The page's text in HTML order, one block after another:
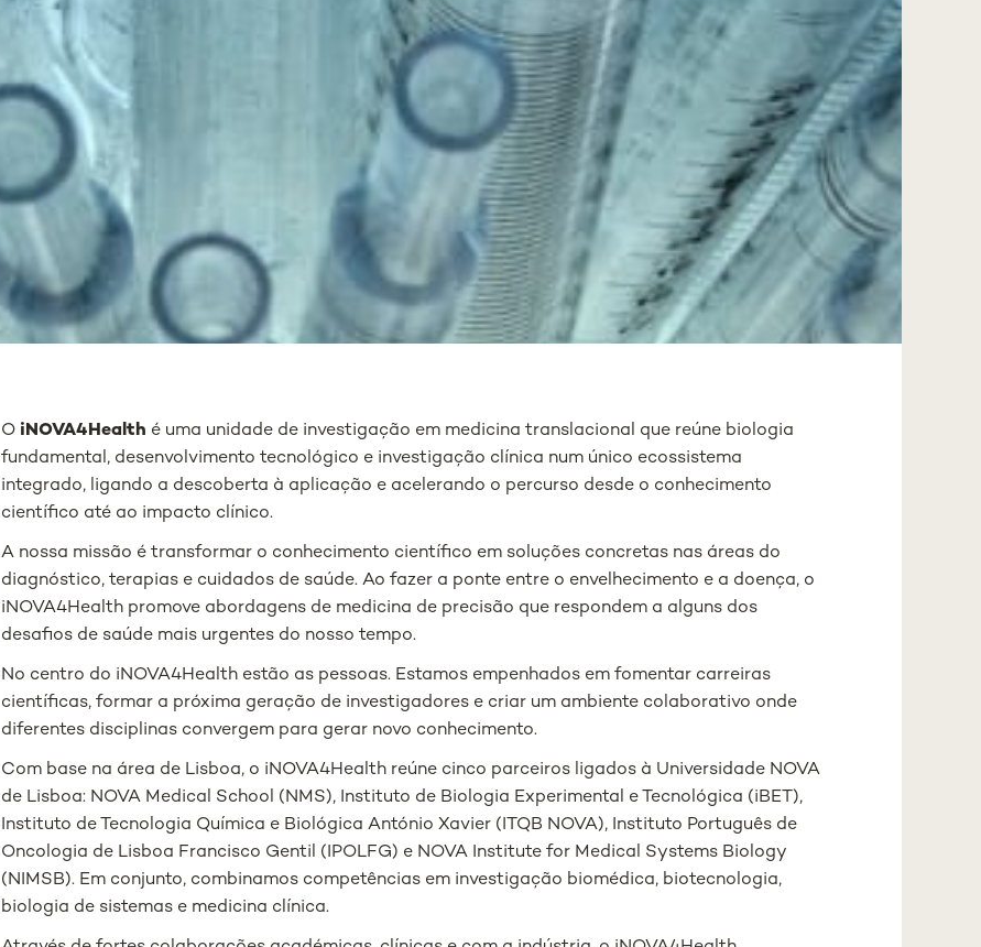
O iNOVA4Health é uma unidade de investigação em medicina translacional que reúne biologia
fundamental, desenvolvimento tecnológico e investigação clínica num único ecossistema
integrado, ligando a descoberta à aplicação e acelerando o percurso desde o conhecimento
científico até ao impacto clínico.
A nossa missão é transformar o conhecimento científico em soluções concretas nas áreas do
diagnóstico, terapias e cuidados de saúde. Ao fazer a ponte entre o envelhecimento e a doença, o
iNOVA4Health promove abordagens de medicina de precisão que respondem a alguns dos
desafios de saúde mais urgentes do nosso tempo.
No centro do iNOVA4Health estão as pessoas. Estamos empenhados em fomentar carreiras
científicas, formar a próxima geração de investigadores e criar um ambiente colaborativo onde
diferentes disciplinas convergem para gerar novo conhecimento.
Com base na área de Lisboa, o iNOVA4Health reúne cinco parceiros ligados à Universidade NOVA
de Lisboa: NOVA Medical School (NMS), Instituto de Biologia Experimental e Tecnológica (iBET),
Instituto de Tecnologia Química e Biológica António Xavier (ITQB NOVA), Instituto Português de
Oncologia de Lisboa Francisco Gentil (IPOLFG) e NOVA Institute for Medical Systems Biology
(NIMSB). Em conjunto, combinamos competências em investigação biomédica, biotecnologia,
biologia de sistemas e medicina clínica.